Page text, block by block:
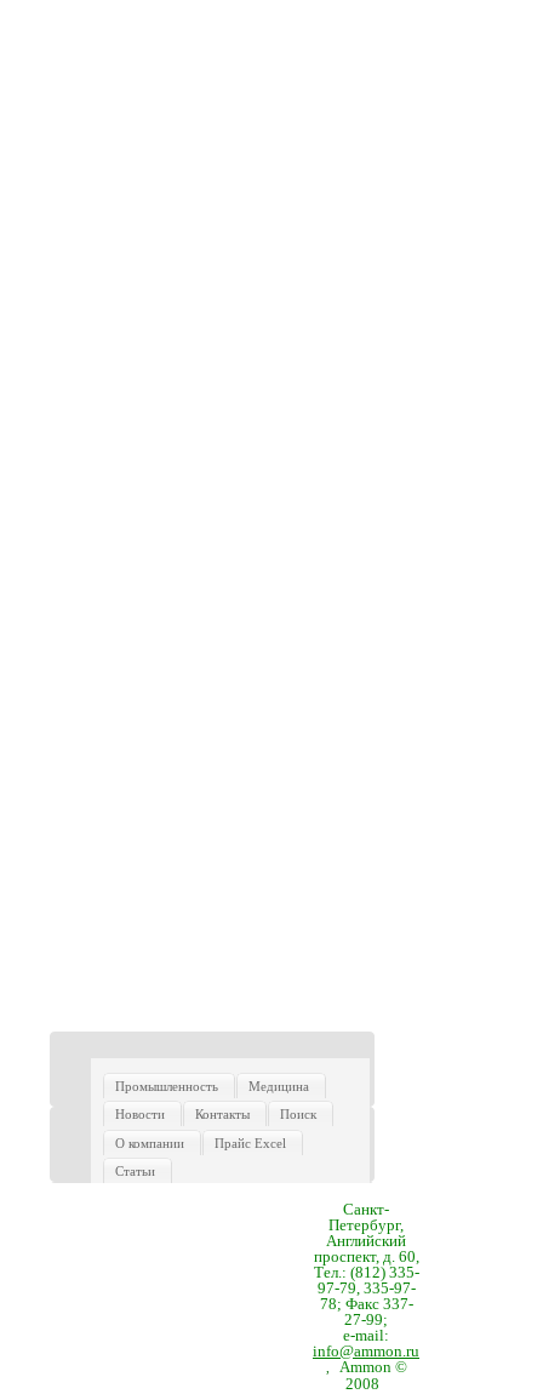
Промышленность
Медицина
Новости
Контакты
Поиск
О компании
Прайс Excel
Статьи
Санкт-
Петербург,
Английский
проспект, д. 60,
Тел.: (812) 335-
97-79, 335-97-
78; Факс 337-
27-99;
e-mail:
info@ammon.ru
Ammon ©
2008